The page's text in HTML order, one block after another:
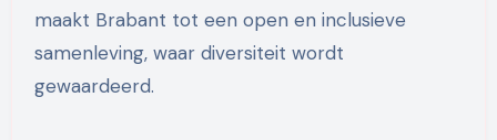
maakt Brabant tot een open en inclusieve
samenleving, waar diversiteit wordt
gewaardeerd.